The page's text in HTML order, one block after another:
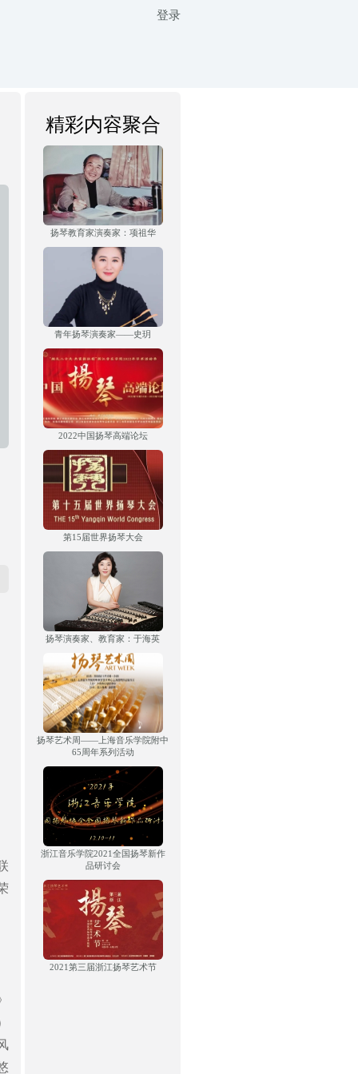
登录
精彩内容聚合
扬琴教育家演奏家：项祖华
青年扬琴演奏家——史玥
2022中国扬琴高端论坛
第15届世界扬琴大会
扬琴演奏家、教育家：于海英
扬琴艺术周——上海音乐学院附中
65周年系列活动
浙江音乐学院2021全国扬琴新作
品研讨会
2021第三届浙江扬琴艺术节